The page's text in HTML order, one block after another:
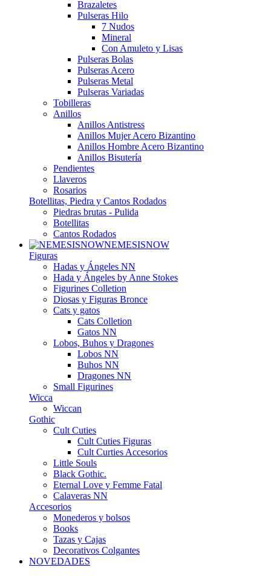
Brazaletes
Pulseras Hilo
7 Nudos
Mineral
Con Amuleto y Lisas
Pulseras Bolas
Pulseras Acero
Pulseras Metal
Pulseras Variadas
Tobilleras
Anillos
Anillos Antistress
Anillos Mujer Acero Bizantino
Anillos Hombre Acero Bizantino
Anillos Bisutería
Pendientes
Llaveros
Rosarios
Botellitas, Piedra y Cantos Rodados
Piedras brutas - Pulida
Botellitas
Cantos Rodados
NEMESISNOW
Figuras
Hadas y Ángeles NN
Hada y Ángeles by Anne Stokes
Figurines Colletion
Diosas y Figuras Bronce
Cats y gatos
Cats Colletion
Gatos NN
Lobos, Buhos y Dragones
Lobos NN
Buhos NN
Dragones NN
Small Figurines
Wicca
Wiccan
Gothic
Cult Cuties
Cult Cuties Figuras
Cult Curties Accesorios
Little Souls
Black Gothic.
Eternal Love y Femme Fatal
Calaveras NN
Accesorios
Monederos y bolsos
Books
Tazas y Cajas
Decorativos Colgantes
NOVEDADES